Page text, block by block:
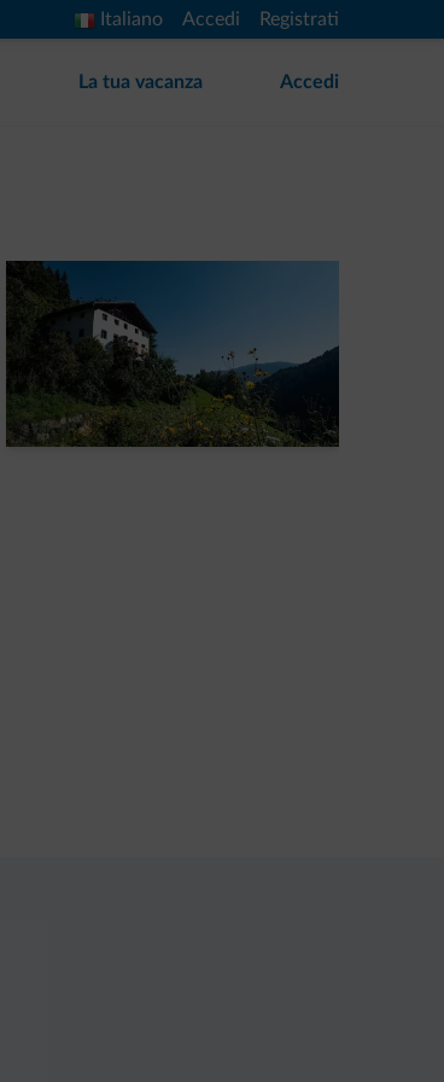
Italiano Accedi Registrati
La tua vacanza Accedi